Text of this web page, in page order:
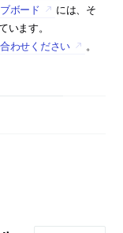
ボード
には、そ
ます。
わせください
。